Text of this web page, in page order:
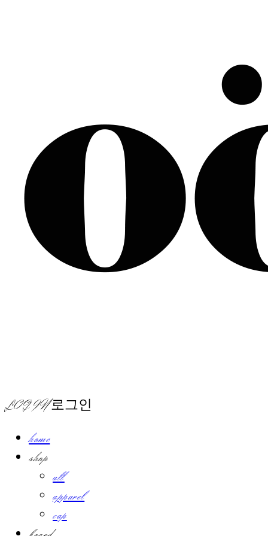
LOG IN로그인
home
shop
all
apparel
cap